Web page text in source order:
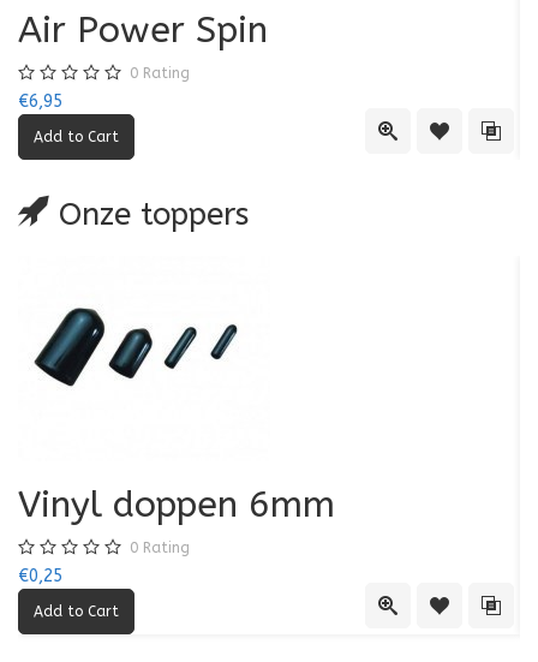
Quick ViewAdd to Add
Air Power Spin
0 Rating
€6,95
Onze toppers
Quick ViewAdd to Add
Vinyl doppen 6mm
0 Rating
€0,25